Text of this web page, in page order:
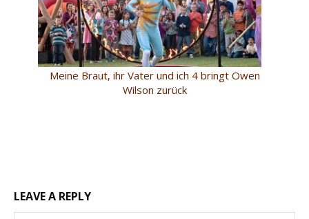
Meine Braut, ihr Vater und ich 4 bringt Owen
Wilson zurück
LEAVE A REPLY